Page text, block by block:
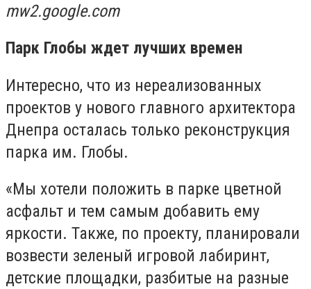
mw2.google.com
Парк Глобы ждет лучших времен
Интересно, что из нереализованных
проектов у нового главного архитектора
Днепра осталась только реконструкция
парка им. Глобы.
«Мы хотели положить в парке цветной
асфальт и тем самым добавить ему
яркости. Также, по проекту, планировали
возвести зеленый игровой лабиринт,
детские площадки, разбитые на разные